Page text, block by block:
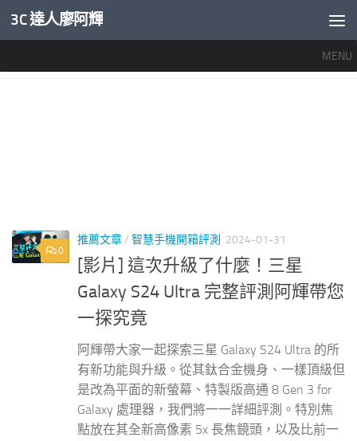
內文下方
3C 達人廖阿輝
MENU
0
推薦文章/ 智慧手機開箱評測 2024-01-31
[影片] 這次升級了什麼！三星
Galaxy S24 Ultra 完整評測阿輝帶您
一探究竟
阿輝帶大家一起探索三星 Galaxy S24 Ultra 的所
有新功能與升級。從其鈦合金機身、一樣頂級但
是改為平面的新螢幕、特製版高通 8 Gen 3 for
Galaxy 處理器，我們將一一詳細評測。特別焦
點放在其全新高像素 5x 長焦鏡頭，以及比前一